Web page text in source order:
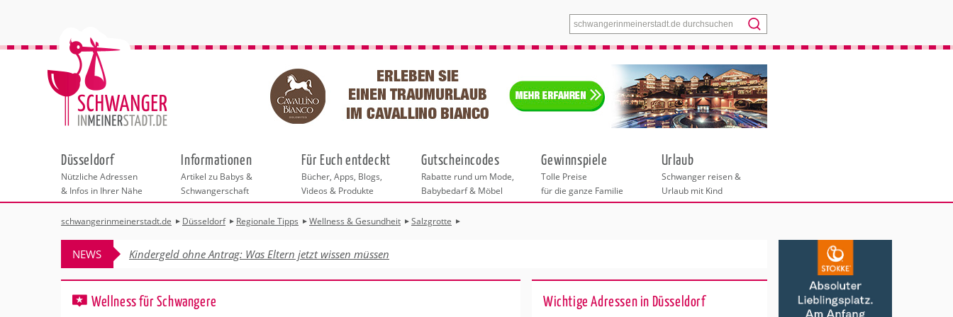
Menü
Düsseldorf
Nützliche Adressen
& Infos in Ihrer Nähe
Städteauswahl
Adressen
Hebammen
Geburtshäuser
Frauenärzte
Behördengänge &
Checklisten
Beratungsstellen
Kinderwunschzentren in Düsseldorf
Schwangerschaftskurse
Erste Hilfe & Beratung
Rückbildung
Shopping
Wellness & Gesundheit
Fotografie & Dienstleistungen
Informationen
Artikel zu Babys &
Schwangerschaft
Für Euch entdeckt
Bücher, Apps, Blogs,
Videos & Produkte
Gutscheincodes
Rabatte rund um Mode,
Babybedarf & Möbel
Gewinnspiele
Tolle Preise
für die ganze Familie
Urlaub
Schwanger reisen &
Urlaub mit Kind
schwangerinmeinerstadt.de Düsseldorf Regionale Tipps Wellness & Gesundheit Salzgrotte
NEWS Kindergeld ohne Antrag: Was Eltern jetzt wissen müssen
Wellness für Schwangere Wichtige Adressen in Düsseldorf